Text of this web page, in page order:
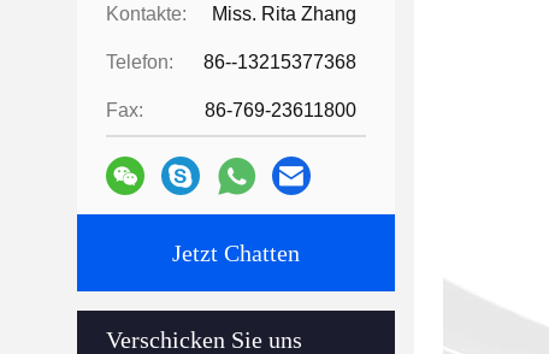
Kontakte: Miss. Rita Zhang
Telefon: 86--13215377368
Fax: 86-769-23611800
Jetzt Chatten
Verschicken Sie uns